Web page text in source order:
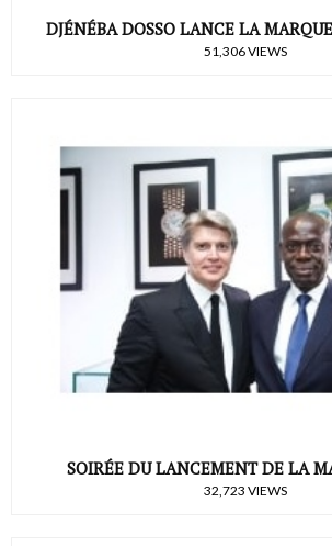
DJÉNÉBA DOSSO LANCE LA
51,306 VIEWS
SOIRÉE DU LANCEMENT DE LA
32,723 VIEWS